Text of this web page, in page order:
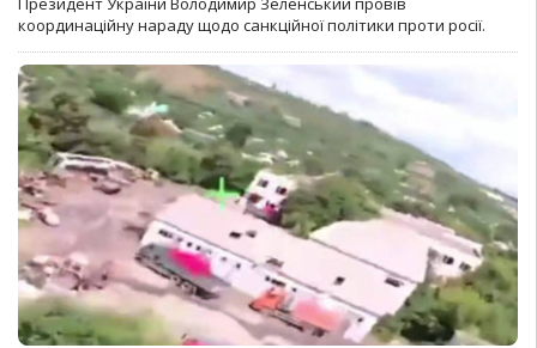
координаційну нараду щодо санкційної політики проти росії.